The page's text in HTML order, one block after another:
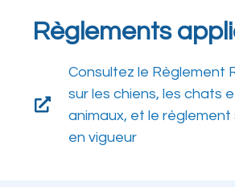
Règlements
Consultez le Règlement
sur les chiens, les chats
animaux, et le règlement
en vigueur